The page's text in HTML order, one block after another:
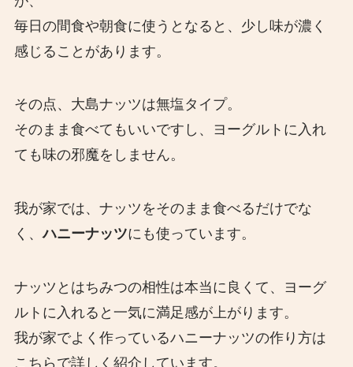
毎日の間食や朝食に使うとなると、少し味が濃く
感じることがあります。
その点、大島ナッツは無塩タイプ。
そのまま食べてもいいですし、ヨーグルトに入れ
ても味の邪魔をしません。
我が家では、ナッツをそのまま食べるだけでな
く、ハニーナッツにも使っています。
ナッツとはちみつの相性は本当に良くて、ヨーグ
ルトに入れると一気に満足感が上がります。
我が家でよく作っているハニーナッツの作り方は
こちらで詳しく紹介しています。